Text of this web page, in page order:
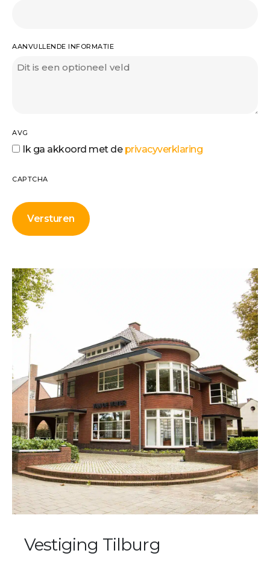
AANVULLENDE INFORMATIE
AVG
Ik ga akkoord met de privacyverklaring
CAPTCHA
Vestiging Tilburg